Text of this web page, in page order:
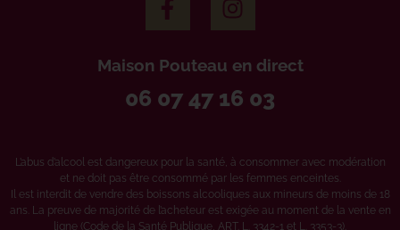
Maison Pouteau en direct
06 07 47 16 03
L’abus d’alcool est dangereux pour la santé, à consommer avec modération
et ne doit pas être consommé par les femmes enceintes.
Il est interdit de vendre des boissons alcooliques aux mineurs de moins de 18
ans. La preuve de majorité de l’acheteur est exigée au moment de la vente en
ligne (Code de la Santé Publique, ART. L. 3342-1 et L. 3353-3).